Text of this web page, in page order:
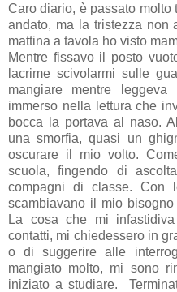
Caro diario, è passato
andato, ma la tristezza non
mattina a tavola ho visto
Mentre fissavo il posto
lacrime scivolarmi sulle
mangiare mentre
immerso nella lettura che
bocca la portava al naso.
una smorfia, quasi un
oscurare il mio volto.
scuola, fingendo di
compagni di classe. Con
scambiavano il mio
La cosa che mi
contatti, mi chiedessero in
o di suggerire alle
mangiato molto, mi sono
iniziato a studiare.